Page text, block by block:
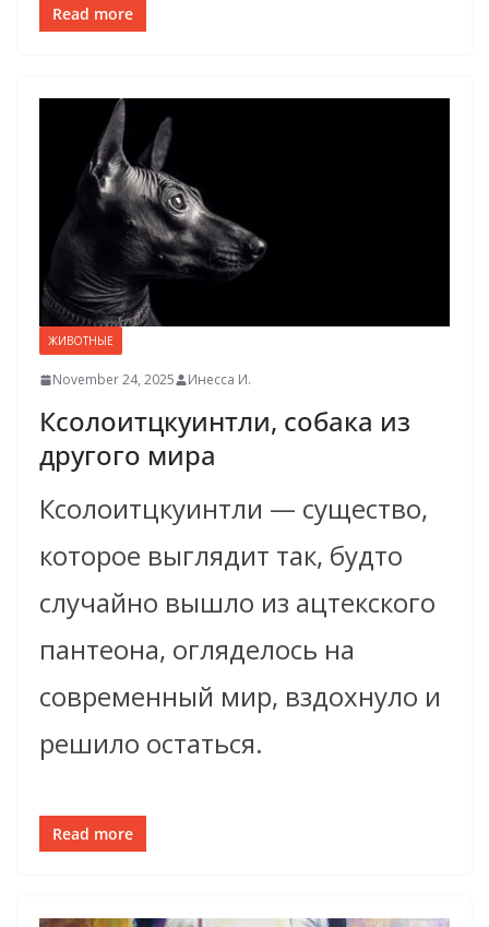
Read more
ЖИВОТНЫЕ
November 24, 2025 Инесса И.
Ксолоитцкуинтли, собака из
другого мира
Ксолоитцкуинтли — существо,
которое выглядит так, будто
случайно вышло из ацтекского
пантеона, огляделось на
современный мир, вздохнуло и
решило остаться.
Read more